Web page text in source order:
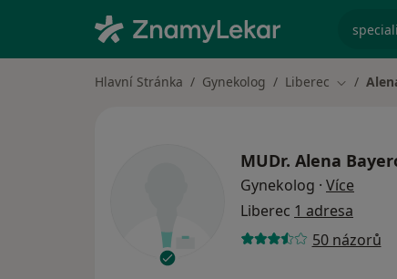
Hlavní Stránka Gynekolog Liberec Změna
MUDr. Alena
Gynekolog · Více
Liberec 1 adresa
50 názorů